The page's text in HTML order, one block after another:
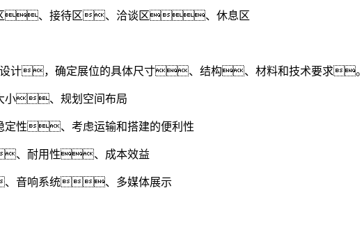
、接待区、洽谈区、休息区
计，确定展位的具体尺寸、结构、材料和技术要求。
、规划空间布局
性、考虑运输和搭建的便利性
、耐用性、成本效益
音响系统、多媒体展示